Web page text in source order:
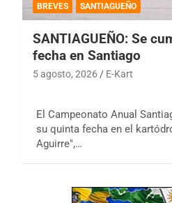
BREVES SANTIAGUEÑO
SANTIAGUEÑO: Se
fecha en Santiago
5 agosto, 2026 E-Kart
El Campeonato Anual
su quinta fecha en el
Aguirre",…